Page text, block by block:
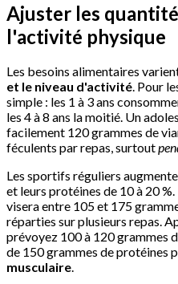
Ajuster les
l'activité physique
Les besoins alimentaires
et le niveau d'activité. Pour
simple : les 1 à 3 ans
les 4 à 8 ans la moitié. Un
facilement 120 grammes de
féculents par repas, surtout
Les sportifs réguliers
et leurs protéines de 10 à 20
visera entre 105 et 175
réparties sur plusieurs repas.
prévoyez 100 à 120 grammes
de 150 grammes de protéines
musculaire.